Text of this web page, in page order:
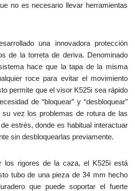
no es necesario llevar herramientas
una innovadora protección
de la torreta de deriva. Denominado
hace que la tapa de la misma
roce para evitar el movimiento
permite que el visor K525i sea rápido
de “bloquear” y “desbloquear”
vez los problemas de rotura de las
estrés, donde es habitual interactuar
sin desbloquearlas previamente.
los rigores de la caza, el K525i está
tubo de una pieza de 34 mm hecho
que puede soportar el fuerte